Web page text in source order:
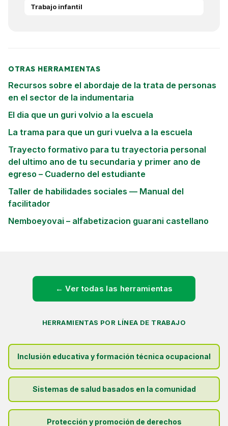
Trabajo infantil
OTRAS HERRAMIENTAS
Recursos sobre el abordaje de la trata de personas
en el sector de la indumentaria
El dia que un guri volvio a la escuela
La trama para que un guri vuelva a la escuela
Trayecto formativo para tu trayectoria personal
del ultimo ano de tu secundaria y primer ano de
egreso – Cuaderno del estudiante
Taller de habilidades sociales — Manual del
facilitador
Nemboeyovai – alfabetizacion guarani castellano
← Ver todas las herramientas
HERRAMIENTAS POR LÍNEA DE TRABAJO
Inclusión educativa y formación técnica ocupacional
Sistemas de salud basados en la comunidad
Protección y promoción de derechos